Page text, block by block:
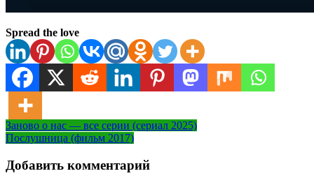
Spread the love
Навигация
по
записям
Заново о нас — все серии (сериал 2025)
Послушница (фильм 2017)
Добавить комментарий